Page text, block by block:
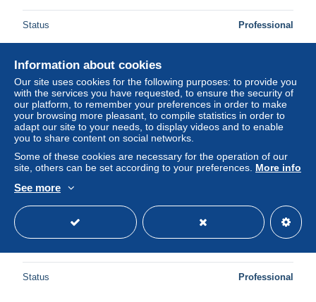
Status Professional
Zwitterklänge, Klitterzwänge : Schüttelgedichte
Status Professional
Information about cookies
Our site uses cookies for the following purposes: to provide you
with the services you have requested, to ensure the security of
our platform, to remember your preferences in order to make
your browsing more pleasant, to compile statistics in order to
adapt our site to your needs, to display videos and to enable
you to share content on social networks.
Some of these cookies are necessary for the operation of our
site, others can be set according to your preferences. More info
See more